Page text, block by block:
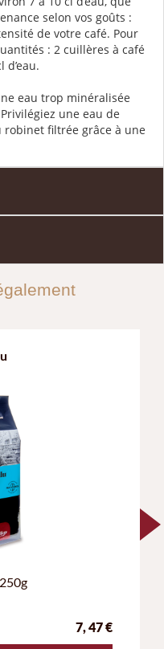
selon vos goûts :
de votre café. Pour
: 2 cuillères à café
eau trop minéralisée
une eau de
robinet filtrée grâce à une
7, 47€